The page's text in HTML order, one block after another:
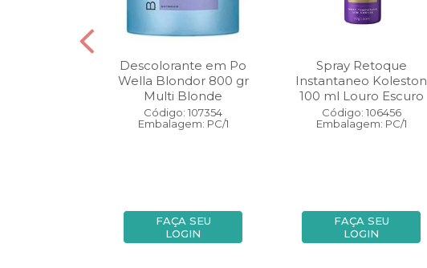
Descolorante em Po
Wella Blondor 800 gr
Multi Blonde
Código: 107354
Embalagem: PC/1
FAÇA SEU
LOGIN
Spray Retoque
Instantaneo Koleston
100 ml Louro Escuro
Código: 106456
Embalagem: PC/1
FAÇA SEU
LOGIN